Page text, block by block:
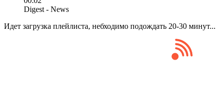
Digest - News
Идет загрузка плейлиста, небходимо подождать 20-30 минут...